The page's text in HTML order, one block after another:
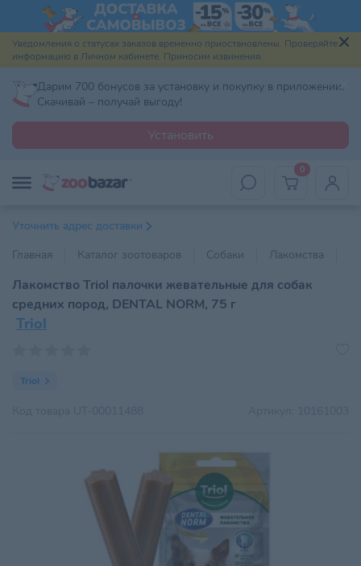
Уведомления о статусах заказов временно приостановлены. Проверяйте
информацию в Личном кабинете. Приносим извинения.
Дарим 700 бонусов за установку и покупку в приложении.
Скачивай – получай выгоду!
Установить
0
Уточнить адрес доставки
Главная
Каталог зоотоваров Собаки Лакомства
Лакомство Triol палочки жевательные для собак
средних пород, DENTAL NORM, 75 г
Triol
Triol